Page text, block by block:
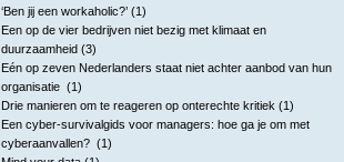
‘Ben jij een workaholic?’ (1)
Een op de vier bedrijven niet bezig met klimaat en
duurzaamheid (3)
Eén op zeven Nederlanders staat niet achter aanbod van hun
organisatie (1)
Drie manieren om te reageren op onterechte kritiek (1)
Een cyber-survivalgids voor managers: hoe ga je om met
cyberaanvallen? (1)